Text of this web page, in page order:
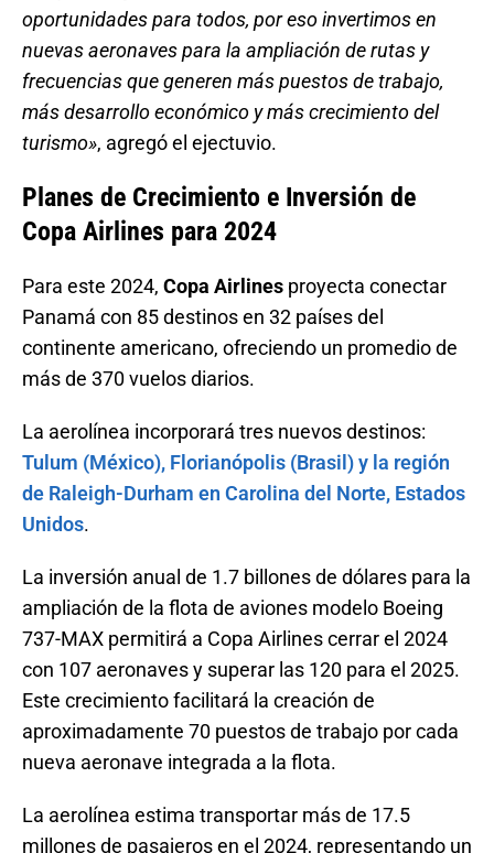
oportunidades para todos, por eso invertimos en
nuevas aeronaves para la ampliación de rutas y
frecuencias que generen más puestos de trabajo,
más desarrollo económico y más crecimiento del
turismo», agregó el ejectuvio.
Planes de Crecimiento e Inversión de
Copa Airlines para 2024
Para este 2024, Copa Airlines proyecta conectar
Panamá con 85 destinos en 32 países del
continente americano, ofreciendo un promedio de
más de 370 vuelos diarios.
La aerolínea incorporará tres nuevos destinos:
Tulum (México), Florianópolis (Brasil) y la región
de Raleigh-Durham en Carolina del Norte, Estados
Unidos.
La inversión anual de 1.7 billones de dólares para la
ampliación de la flota de aviones modelo Boeing
737-MAX permitirá a Copa Airlines cerrar el 2024
con 107 aeronaves y superar las 120 para el 2025.
Este crecimiento facilitará la creación de
aproximadamente 70 puestos de trabajo por cada
nueva aeronave integrada a la flota.
La aerolínea estima transportar más de 17.5
millones de pasajeros en el 2024, representando un